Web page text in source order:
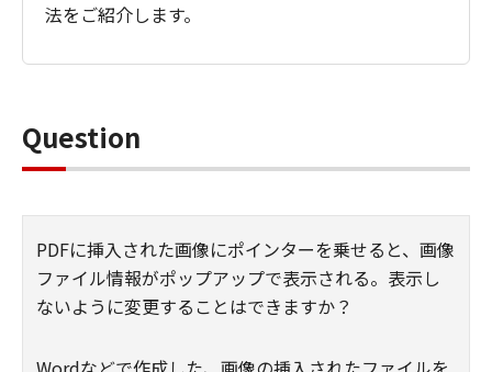
法をご紹介します。
Question
PDFに挿入された画像にポインターを乗せると、画像
ファイル情報がポップアップで表示される。表示し
ないように変更することはできますか？